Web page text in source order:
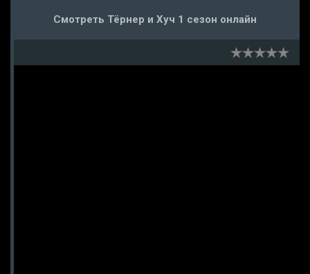
Смотреть Тёрнер и Хуч 1 сезон онлайн